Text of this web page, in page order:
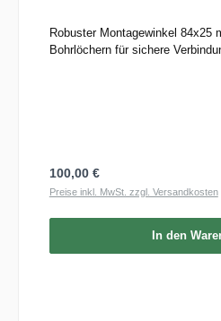
Robuster Montagewinkel 84x25
Bohrlöchern für sichere
Regulärer Preis:
100,00 €
Preise inkl. MwSt. zzgl. Versandkosten
In den